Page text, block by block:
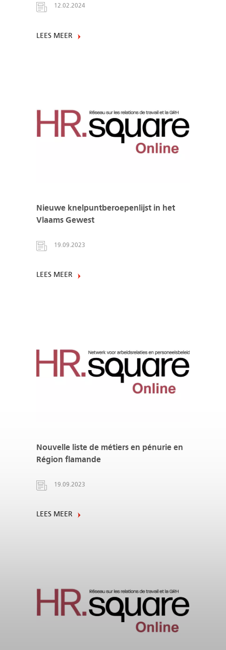
12.02.2024
LEES MEER
Nieuwe knelpuntberoepenlijst in het
Vlaams Gewest
19.09.2023
LEES MEER
Nouvelle liste de métiers en pénurie en
Région flamande
19.09.2023
LEES MEER